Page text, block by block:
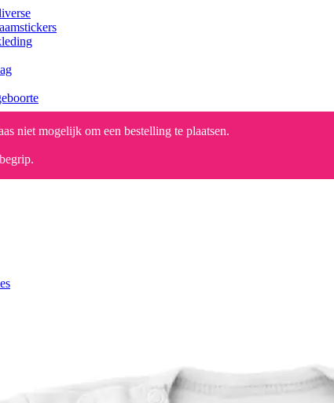
niet mogelijk om een bestelling te plaatsen.